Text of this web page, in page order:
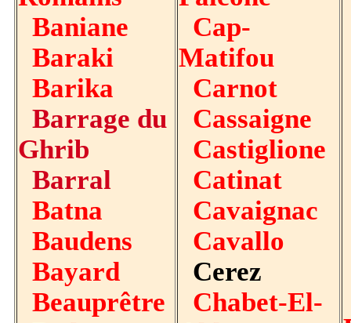
Baniane
Baraki
Barika
Barrage du
Ghrib
Barral
Batna
Baudens
Bayard
Beauprêtre
Cap-
Matifou
Carnot
Cassaigne
Castiglione
Catinat
Cavaignac
Cavallo
Cerez
Chabet-El-